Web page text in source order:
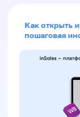
Как открыть
пошаговая